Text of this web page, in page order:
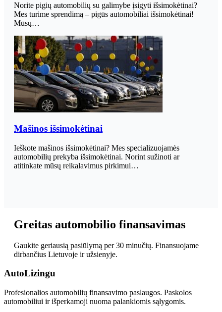
Norite pigių automobilių su galimybe įsigyti išsimokėtinai?
Mes turime sprendimą – pigūs automobiliai išsimokėtinai!
Mūsų…
Mašinos išsimokėtinai
Ieškote mašinos išsimokėtinai? Mes specializuojamės
automobilių prekyba išsimokėtinai. Norint sužinoti ar
atitinkate mūsų reikalavimus pirkimui…
Greitas automobilio finansavimas
Gaukite geriausią pasiūlymą per 30 minučių. Finansuojame
dirbančius Lietuvoje ir užsienyje.
AutoLizingu
Profesionalios automobilių finansavimo paslaugos. Paskolos
automobiliui ir išperkamoji nuoma palankiomis sąlygomis.